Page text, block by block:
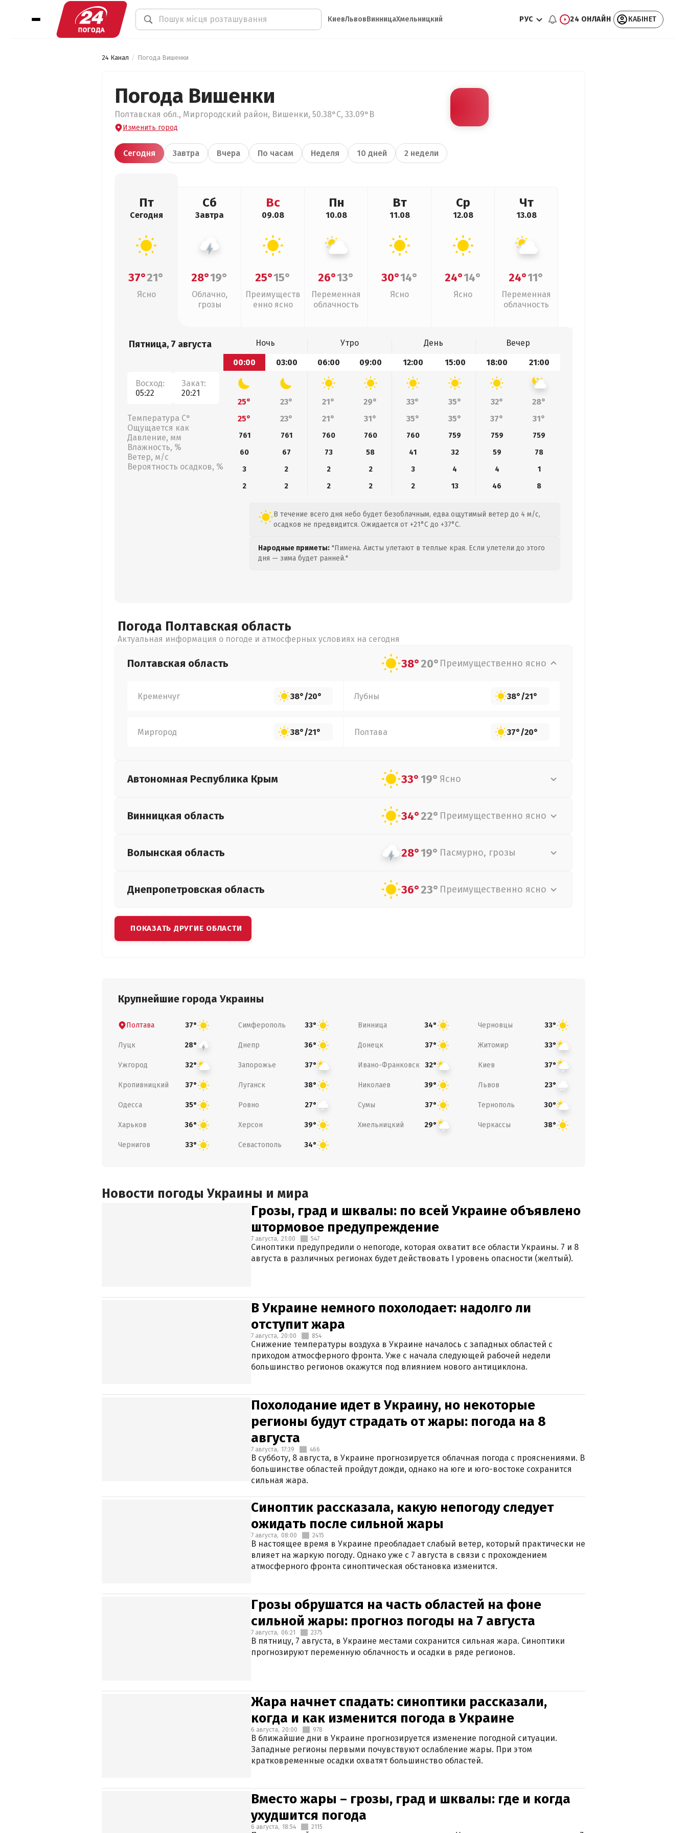
КиевЛьвовВинницаХмельницкий РУС 24 ОНЛАЙН КАБІНЕТ
24 Канал Погода Вишенки
Погода Вишенки
Полтавская обл., Миргородский район, Вишенки, 50.38°С, 33.09°В
Изменить город
Сегодня Завтра Вчера По часам Неделя 10 дней 2 недели
Пт
Сегодня
37°21°
Ясно
Сб
Завтра
28°19°
Облачно,
грозы
Вс
09.08
25°15°
Преимуществ
енно ясно
Пн
10.08
26°13°
Переменная
облачность
Вт
11.08
30°14°
Ясно
Ср
12.08
24°14°
Ясно
Чт
13.08
24°11°
Переменная
облачность
Пятница, 7 августа
Восход:
05:22
Закат:
20:21
Температура С°
Ощущается как
Давление, мм
Влажность, %
Ветер, м/с
Вероятность осадков, %
Ночь Утро День
Вечер
00:00
03:00 06:00 09:00 12:00 15:00 18:00 21:00
25° 23° 21° 29° 33° 35° 32°
28°
25°
23° 21° 31° 35° 35° 37° 31°
761 761 760 760 760 759 759
759
60
67 73 58 41 32 59
78
3
2 2 2 3 4 4
1
2
2 2 2 2 13 46 8
В течение всего дня небо будет безоблачным, едва ощутимый ветер до 4 м/с,
осадков не предвидится. Ожидается от +21°C до +37°C.
Народные приметы: "Пимена. Аисты улетают в теплые края. Если улетели до этого
дня — зима будет ранней."
Погода Полтавская область
Актуальная информация о погоде и атмосферных условиях на сегодня
Полтавская область 38°20° Преимущественно ясно
Кременчуг 38°/20° Лубны 38°/21°
Миргород 38°/21° Полтава 37°/20°
Автономная Республика Крым 33°19° Ясно
Винницкая область 34°22° Преимущественно ясно
Волынская область 28°19° Пасмурно, грозы
Днепропетровская область 36°23° Преимущественно ясно
ПОКАЗАТЬ ДРУГИЕ ОБЛАСТИ
Крупнейшие города Украины
Полтава 37° Симферополь 33° Винница 34° Черновцы 33°
Луцк 28° Днепр 36° Донецк 37° Житомир 33°
Ужгород 32° Запорожье 37° Ивано-Франковск 32° Киев 37°
Кропивницкий 37° Луганск 38° Николаев 39° Львов 23°
Одесса 35° Ровно 27° Сумы 37° Тернополь 30°
Харьков 36° Херсон 39° Хмельницкий 29° Черкассы 38°
Чернигов 33° Севастополь 34°
Новости погоды Украины и мира
Грозы, град и шквалы: по всей Украине объявлено
штормовое предупреждение
7 августа, 21:00 547
Синоптики предупредили о непогоде, которая охватит все области Украины. 7 и 8
августа в различных регионах будет действовать I уровень опасности (желтый).
В Украине немного похолодает: надолго ли
отступит жара
7 августа, 20:00 854
Снижение температуры воздуха в Украине началось с западных областей с
приходом атмосферного фронта. Уже с начала следующей рабочей недели
большинство регионов окажутся под влиянием нового антициклона.
Похолодание идет в Украину, но некоторые
регионы будут страдать от жары: погода на 8
августа
7 августа, 17:39 466
В субботу, 8 августа, в Украине прогнозируется облачная погода с прояснениями. В
большинстве областей пройдут дожди, однако на юге и юго-востоке сохранится
сильная жара.
Синоптик рассказала, какую непогоду следует
ожидать после сильной жары
7 августа, 08:00 2415
В настоящее время в Украине преобладает слабый ветер, который практически не
влияет на жаркую погоду. Однако уже с 7 августа в связи с прохождением
атмосферного фронта синоптическая обстановка изменится.
Грозы обрушатся на часть областей на фоне
сильной жары: прогноз погоды на 7 августа
7 августа, 06:21 2375
В пятницу, 7 августа, в Украине местами сохранится сильная жара. Синоптики
прогнозируют переменную облачность и осадки в ряде регионов.
Жара начнет спадать: синоптики рассказали,
когда и как изменится погода в Украине
6 августа, 20:00 978
В ближайшие дни в Украине прогнозируется изменение погодной ситуации.
Западные регионы первыми почувствуют ослабление жары. При этом
кратковременные осадки охватят большинство областей.
Вместо жары – грозы, град и шквалы: где и когда
ухудшится погода
6 августа, 18:54 2115